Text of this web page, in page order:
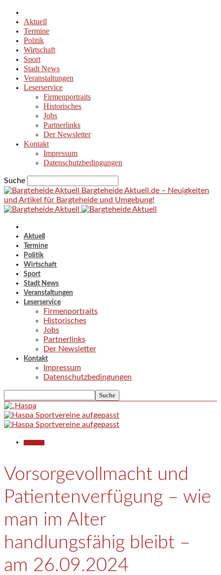
Aktuell
Termine
Politik
Wirtschaft
Sport
Stadt News
Veranstaltungen
Leserservice
Firmenportraits
Historisches
Jobs
Partnerlinks
Der Newsletter
Kontakt
Impressum
Datenschutzbedingungen
Suche
Bargteheide Aktuell.de – Neuigkeiten
und Artikel für Bargteheide und Umgebung!
Aktuell
Termine
Politik
Wirtschaft
Sport
Stadt News
Veranstaltungen
Leserservice
Firmenportraits
Historisches
Jobs
Partnerlinks
Der Newsletter
Kontakt
Impressum
Datenschutzbedingungen
Vorsorgevollmacht und
Patientenverfügung – wie
man im Alter
handlungsfähig bleibt –
am 26.09.2024